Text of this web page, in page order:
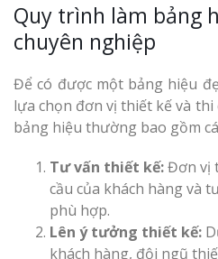
Quy trình làm bảng
chuyên nghiệp
Để có được một bảng hiệu
lựa chọn đơn vị thiết kế và
bảng hiệu thường bao gồm
Tư vấn thiết kế:Đơn vị
cầu của khách hàng và
phù hợp.
Lên ý tưởng thiết kế:
khách hàng, đội ngũ